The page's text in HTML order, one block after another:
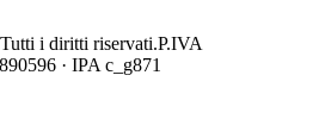
Tutti i diritti riservati.P.IVA
· IPA c_g871